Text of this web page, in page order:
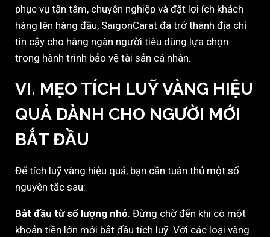
phục vụ tận tâm, chuyên nghiệp và đặt lợi ích khách
hàng lên hàng đầu, SaigonCarat đã trở thành địa chỉ
tin cậy cho hàng ngàn người tiêu dùng lựa chọn
trong hành trình bảo vệ tài sản cá nhân.
VI. MẸO TÍCH LUỸ VÀNG HIỆU
QUẢ DÀNH CHO NGƯỜI MỚI
BẮT ĐẦU
Để tích luỹ vàng hiệu quả, bạn cần tuân thủ một số
nguyên tắc sau:
Bắt đầu từ số lượng nhỏ: Đừng chờ đến khi có một
khoản tiền lớn mới bắt đầu tích luỹ. Với các loại vàng